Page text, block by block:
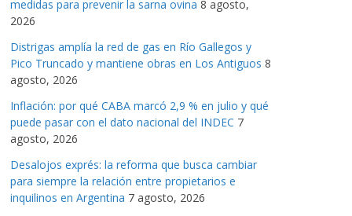
a
s
medidas para prevenir la sarna ovina 8 agosto,
2026
Distrigas amplía la red de gas en Río Gallegos y
Pico Truncado y mantiene obras en Los Antiguos 8
agosto, 2026
Inflación: por qué CABA marcó 2,9 % en julio y qué
puede pasar con el dato nacional del INDEC 7
agosto, 2026
Desalojos exprés: la reforma que busca cambiar
para siempre la relación entre propietarios e
inquilinos en Argentina 7 agosto, 2026